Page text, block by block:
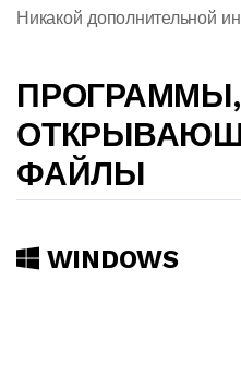
Никакой дополнительной
ПРОГРАММЫ,
ФАЙЛЫ
WINDOWS